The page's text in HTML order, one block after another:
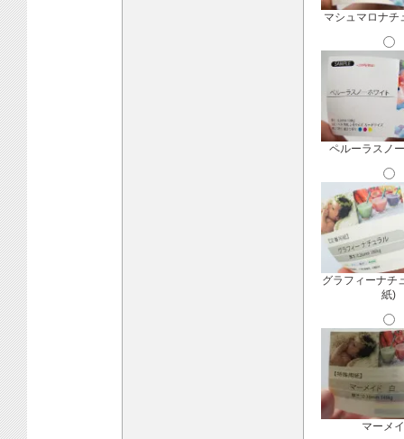
マシュマロナチ
ペルーラスノ
グラフィーナチ
紙)
マーメ